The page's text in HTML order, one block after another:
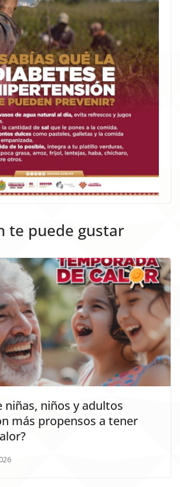
te puede gustar
niñas, niños y adultos
más propensos a tener